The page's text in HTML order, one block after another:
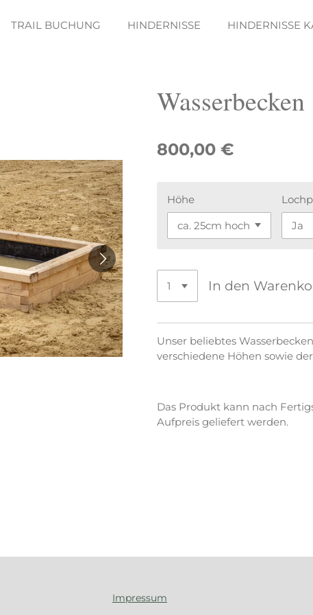
TRAIL BUCHUNG HINDERNISSE HINDERNISSE
Wasserbecken
800,00 €
Höhe
In den
Unser beliebtes
verschiedene Höhen sowie
Das Produkt kann nach
Aufpreis geliefert werden.
Impressum